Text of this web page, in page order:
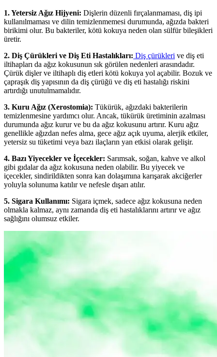
1. Yetersiz Ağız Hijyeni: Dişlerin düzenli fırçalanmaması, diş ipi
kullanılmaması ve dilin temizlenmemesi durumunda, ağızda bakteri
birikimi olur. Bu bakteriler, kötü kokuya neden olan sülfür bileşikleri
üretir.
2. Diş Çürükleri ve Diş Eti Hastalıkları: Diş çürükleri ve diş eti
iltihapları da ağız kokusunun sık görülen nedenleri arasındadır.
Çürük dişler ve iltihaplı diş etleri kötü kokuya yol açabilir. Bozuk ve
çapraşık diş yapısının da diş çürüğü ve diş eti hastalığı riskini
artırdığı unutulmamalıdır.
3. Kuru Ağız (Xerostomia): Tükürük, ağızdaki bakterilerin
temizlenmesine yardımcı olur. Ancak, tükürük üretiminin azalması
durumunda ağız kurur ve bu da ağız kokusunu artırır. Kuru ağız
genellikle ağızdan nefes alma, gece ağız açık uyuma, alerjik etkiler,
yetersiz su tüketimi veya bazı ilaçların yan etkisi olarak gelişir.
4. Bazı Yiyecekler ve İçecekler: Sarımsak, soğan, kahve ve alkol
gibi gıdalar da ağız kokusuna neden olabilir. Bu yiyecek ve
içecekler, sindirildikten sonra kan dolaşımına karışarak akciğerler
yoluyla solunuma katılır ve nefesle dışarı atılır.
5. Sigara Kullanımı: Sigara içmek, sadece ağız kokusuna neden
olmakla kalmaz, aynı zamanda diş eti hastalıklarını artırır ve ağız
sağlığını olumsuz etkiler.